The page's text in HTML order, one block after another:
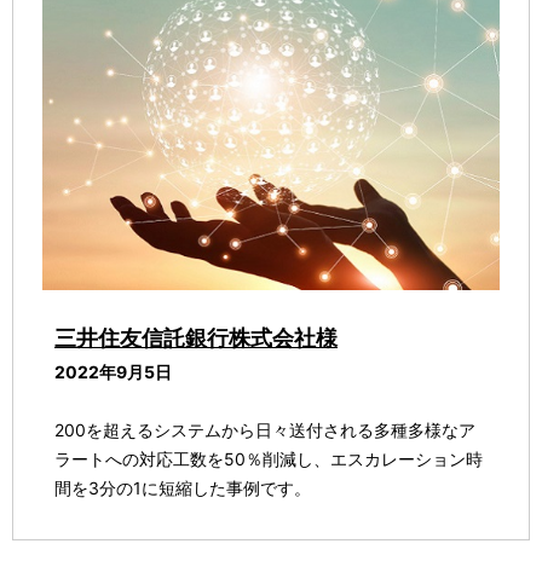
三井住友信託銀行株式会社様
2022年9月5日
200を超えるシステムから日々送付される多種多様なア
ラートへの対応工数を50％削減し、エスカレーション時
間を3分の1に短縮した事例です。